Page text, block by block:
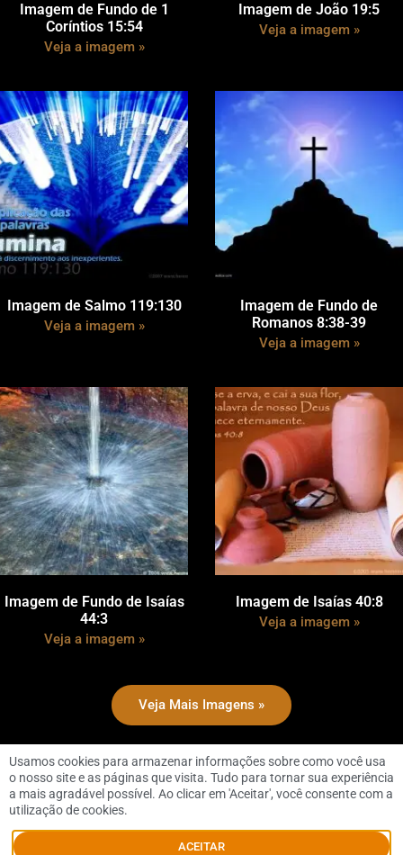
Imagem de Fundo de 1
Coríntios 15:54
Veja a imagem »
Imagem de João 19:5
Veja a imagem »
Imagem de Salmo 119:130
Veja a imagem »
Imagem de Fundo de
Romanos 8:38-39
Veja a imagem »
Imagem de Fundo de Isaías
44:3
Veja a imagem »
Imagem de Isaías 40:8
Veja a imagem »
Veja Mais Imagens »
© 2026 Dennis Downing |
Contato
Usamos cookies para armazenar informações sobre como você usa
o nosso site e as páginas que visita. Tudo para tornar sua experiência
a mais agradável possível. Ao clicar em 'Aceitar', você consente com a
utilização de cookies.
ACEITAR